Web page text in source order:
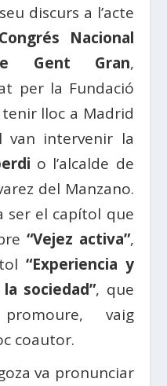
discurs a l’acte
Nacional
de Gent Gran,
per la Fundació
lloc a Madrid
intervenir la
o l’alcalde de
del Manzano.
ser el capítol que
“Vejez activa”,
“Experiencia y
sociedad”, que
vaig
coautor.
va pronunciar